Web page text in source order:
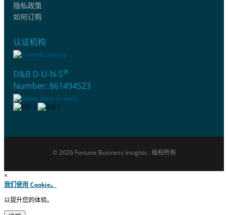
隐私政策
如何订购
认证机构
D&B D-U-N-S®
Number: 861494523
© 2026 Fortune Business Insights . 版权所有
×
我们使用 Cookie。
以提升您的体验。